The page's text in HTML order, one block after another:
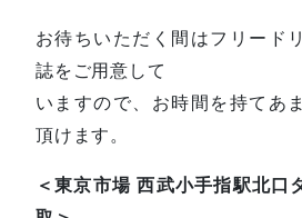
お待ちいただく間はフリード
誌をご用意して
いますので、お時間を持てあ
頂けます。
＜東京市場 西武小手指駅北口